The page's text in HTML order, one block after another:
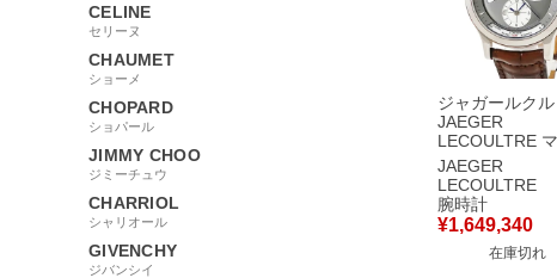
CELINE
セリーヌ
CHAUMET
ショーメ
CHOPARD
ショパール
JIMMY CHOO
ジミーチュウ
CHARRIOL
シャリオール
GIVENCHY
ジバンシイ
ジャガールクル
JAEGER
LECOULTRE マ
ー コントロール
グラフィーク
142.3.92
垢 GMT デイ&
メンズ 腕時計自
き グレー 【中
JAEGER
LECOULTRE
腕時計
¥1,649,340
在庫切れ